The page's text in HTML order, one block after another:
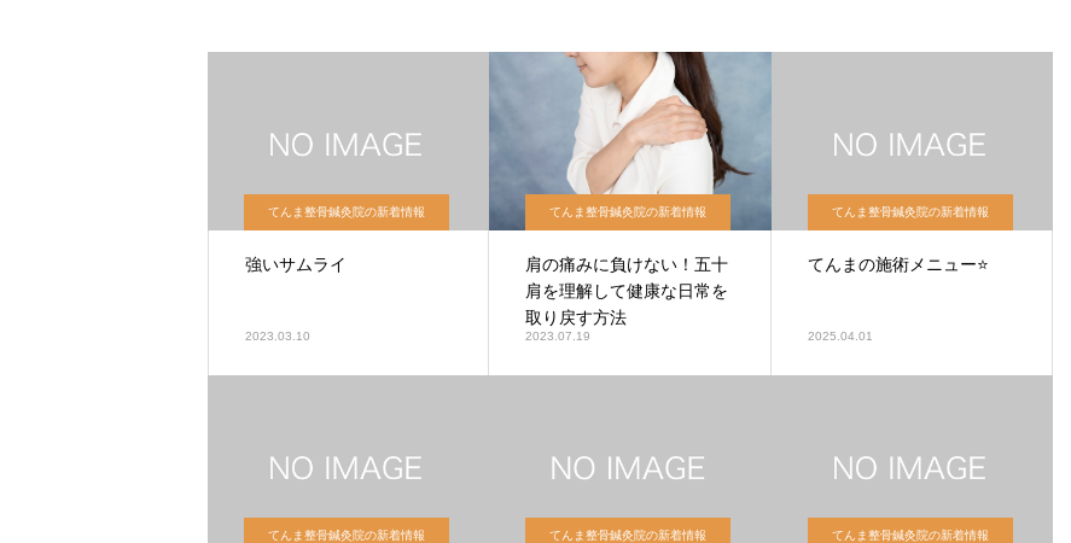
てんま整骨鍼灸院の新着情報
強いサムライ
2023.03.10
てんま整骨鍼灸院の新着情報
肩の痛みに負けない！五十
肩を理解して健康な日常を
取り戻す方法
2023.07.19
てんま整骨鍼灸院の新着情報
てんまの施術メニュー⭐️
2025.04.01
てんま整骨鍼灸院の新着情報 てんま整骨鍼灸院の新着情報 てんま整骨鍼灸院の新着情報